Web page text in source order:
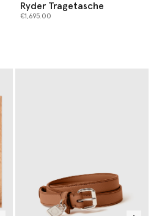
Ryder Tragetasche
€1,695.00